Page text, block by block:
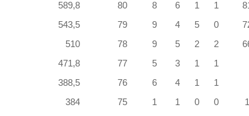
589,8 80 8 6 1 1
543,5 79 9 4 5 0
510 78 9 5 2 2
471,8 77 5 3 1 1
388,5 76 6 4 1 1
384 75 1 1 0 0